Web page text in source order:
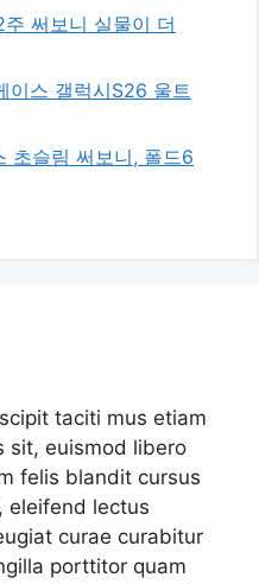
써보니 실물이 더
이스 갤럭시S26 울트
초슬림 써보니, 폴드6
taciti mus etiam
sit, euismod libero
felis blandit cursus
eleifend lectus
curae curabitur
porttitor quam